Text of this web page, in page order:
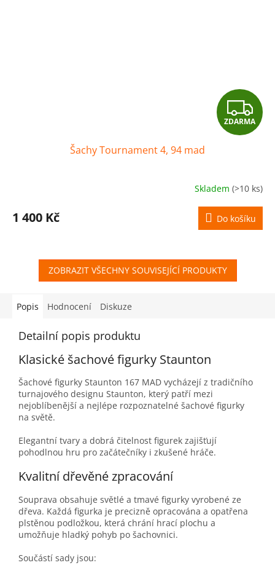
Z
D
R
M
A
ZDARMA
Šachy Tournament 4, 94 mad
Skladem (>10 ks)
1 400 Kč Do košíku
ZOBRAZIT VŠECHNY SOUVISEJÍCÍ PRODUKTY
Popis Hodnocení Diskuze
Detailní popis produktu
Klasické šachové figurky Staunton
Šachové figurky Staunton 167 MAD vycházejí z tradičního
turnajového designu Staunton, který patří mezi
nejoblíbenější a nejlépe rozpoznatelné šachové figurky
na světě.
Elegantní tvary a dobrá čitelnost figurek zajišťují
pohodlnou hru pro začátečníky i zkušené hráče.
Kvalitní dřevěné zpracování
Souprava obsahuje světlé a tmavé figurky vyrobené ze
dřeva. Každá figurka je precizně opracována a opatřena
plstěnou podložkou, která chrání hrací plochu a
umožňuje hladký pohyb po šachovnici.
Součástí sady jsou: